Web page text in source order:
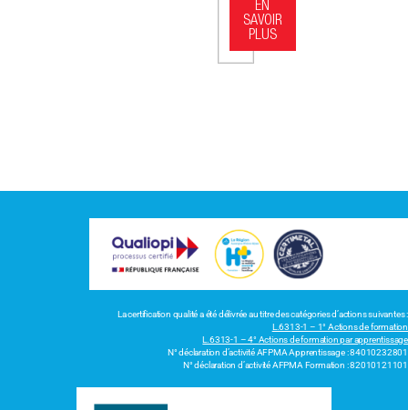
EN
SAVOIR
PLUS
La certification qualité a été délivrée au titre des catégories d’actions suivantes :
L.6313-1 – 1° Actions de formation
L.6313-1 – 4° Actions de formation par apprentissage
N° déclaration d’activité AFPMA Apprentissage : 84010232801
N° déclaration d’activité AFPMA Formation : 82010121101